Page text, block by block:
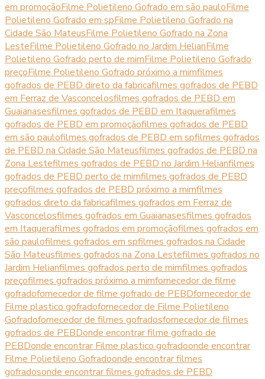
em promoçãoFilme Polietileno Gofrado em são pauloFilme
Polietileno Gofrado em spFilme Polietileno Gofrado na
Cidade São MateusFilme Polietileno Gofrado na Zona
LesteFilme Polietileno Gofrado no Jardim HelianFilme
Polietileno Gofrado perto de mimFilme Polietileno Gofrado
preçoFilme Polietileno Gofrado próximo a mimfilmes
gofrados de PEBD direto da fabricafilmes gofrados de PEBD
em Ferraz de Vasconcelosfilmes gofrados de PEBD em
Guaianasesfilmes gofrados de PEBD em Itaquerafilmes
gofrados de PEBD em promoçãofilmes gofrados de PEBD
em são paulofilmes gofrados de PEBD em spfilmes gofrados
de PEBD na Cidade São Mateusfilmes gofrados de PEBD na
Zona Lestefilmes gofrados de PEBD no Jardim Helianfilmes
gofrados de PEBD perto de mimfilmes gofrados de PEBD
preçofilmes gofrados de PEBD próximo a mimfilmes
gofrados direto da fabricafilmes gofrados em Ferraz de
Vasconcelosfilmes gofrados em Guaianasesfilmes gofrados
em Itaquerafilmes gofrados em promoçãofilmes gofrados em
são paulofilmes gofrados em spfilmes gofrados na Cidade
São Mateusfilmes gofrados na Zona Lestefilmes gofrados no
Jardim Helianfilmes gofrados perto de mimfilmes gofrados
preçofilmes gofrados próximo a mimfornecedor de filme
gofradofornecedor de filme gofrado de PEBDfornecedor de
Filme plastico gofradofornecedor de Filme Polietileno
Gofradofornecedor de filmes gofradosfornecedor de filmes
gofrados de PEBDonde encontrar filme gofrado de
PEBDonde encontrar Filme plastico gofradoonde encontrar
Filme Polietileno Gofradoonde encontrar filmes
gofradosonde encontrar filmes gofrados de PEBD